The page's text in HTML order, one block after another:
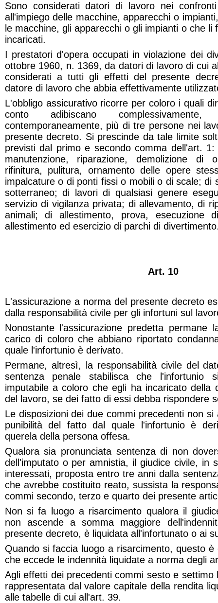
Sono considerati datori di lavoro nei
all'impiego delle macchine, apparecchi o
le macchine, gli apparecchi o gli impianti o che li
incaricati.
I prestatori d'opera occupati in violazione dei
ottobre 1960, n. 1369, da datori di lavoro di cui
considerati a tutti gli effetti del presente
datore di lavoro che abbia effettivamente
L'obbligo assicurativo ricorre per coloro i quali
conto adibiscano
contemporaneamente, più di tre persone nei
presente decreto. Si prescinde da tale limite
previsti dal primo e secondo comma dell'art.
manutenzione, riparazione, demolizione di
rifinitura, pulitura, ornamento delle opere
impalcature o di ponti fissi o mobili o di scale; di
sotterraneo; di lavori di qualsiasi genere
servizio di vigilanza privata; di allevamento, di
animali; di allestimento, prova, esecuzione
allestimento ed esercizio di parchi di
Art. 10
L'assicurazione a norma del presente decreto
dalla responsabilità civile per gli infortuni sul
Nonostante l'assicurazione predetta permane
carico di coloro che abbiano riportato
quale l'infortunio è derivato.
Permane, altresì, la responsabilità civile del
sentenza penale stabilisca che l'infortunio
imputabile a coloro che egli ha incaricato della
del lavoro, se dei fatto di essi debba rispondere
Le disposizioni dei due commi precedenti non
punibilità del fatto dal quale l'infortunio è
querela della persona offesa.
Qualora sia pronunciata sentenza di non
dell'imputato o per amnistia, il giudice civile, in
interessati, proposta entro tre anni dalla
che avrebbe costituito reato, sussista la
commi secondo, terzo e quarto dei presente
Non si fa luogo a risarcimento qualora il
non ascende a somma maggiore
presente decreto, è liquidata all'infortunato o ai
Quando si faccia luogo a risarcimento, questo
che eccede le indennità liquidate a norma degli
Agli effetti dei precedenti commi sesto e settimo
rappresentata dal valore capitale della rendita
alle tabelle di cui all'art. 39.